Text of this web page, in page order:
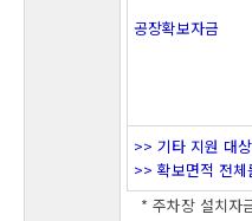
공장확보자금
>> 기타 지원 대
>> 확보면적 전
* 주차장 설치자